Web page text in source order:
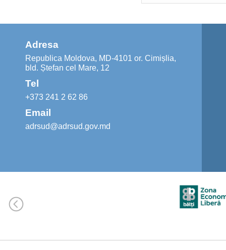
Adresa
Republica Moldova, MD-4101 or. Cimișlia,
bld. Ștefan cel Mare, 12
Tel
+373 241 2 62 86
Email
adrsud@adrsud.gov.md